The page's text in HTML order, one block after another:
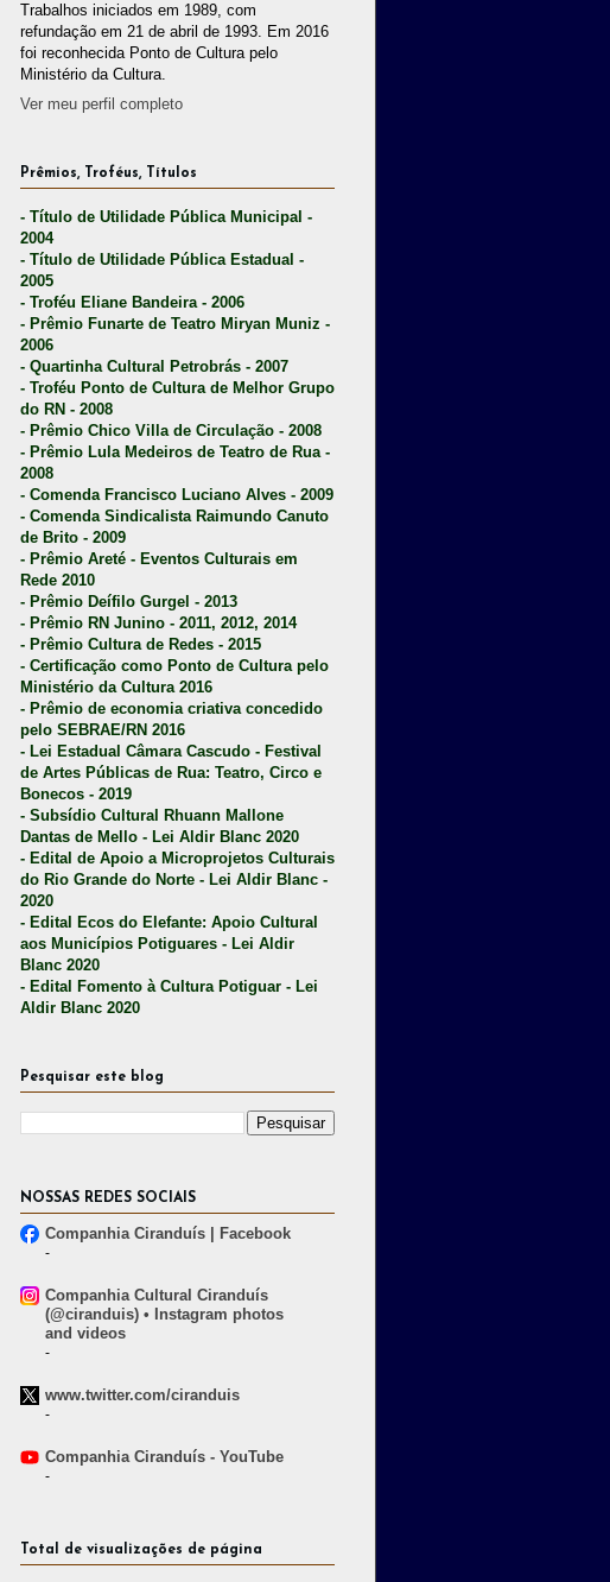
Trabalhos iniciados em 1989, com
refundação em 21 de abril de 1993. Em 2016
foi reconhecida Ponto de Cultura pelo
Ministério da Cultura.
Ver meu perfil completo
Prêmios, Troféus, Títulos
- Título de Utilidade Pública Municipal -
2004
- Título de Utilidade Pública Estadual -
2005
- Troféu Eliane Bandeira - 2006
- Prêmio Funarte de Teatro Miryan Muniz -
2006
- Quartinha Cultural Petrobrás - 2007
- Troféu Ponto de Cultura de Melhor Grupo
do RN - 2008
- Prêmio Chico Villa de Circulação - 2008
- Prêmio Lula Medeiros de Teatro de Rua -
2008
- Comenda Francisco Luciano Alves - 2009
- Comenda Sindicalista Raimundo Canuto
de Brito - 2009
- Prêmio Areté - Eventos Culturais em
Rede 2010
- Prêmio Deífilo Gurgel - 2013
- Prêmio RN Junino - 2011, 2012, 2014
- Prêmio Cultura de Redes - 2015
- Certificação como Ponto de Cultura pelo
Ministério da Cultura 2016
- Prêmio de economia criativa concedido
pelo SEBRAE/RN 2016
- Lei Estadual Câmara Cascudo - Festival
de Artes Públicas de Rua: Teatro, Circo e
Bonecos - 2019
- Subsídio Cultural Rhuann Mallone
Dantas de Mello - Lei Aldir Blanc 2020
- Edital de Apoio a Microprojetos Culturais
do Rio Grande do Norte - Lei Aldir Blanc -
2020
- Edital Ecos do Elefante: Apoio Cultural
aos Municípios Potiguares - Lei Aldir
Blanc 2020
- Edital Fomento à Cultura Potiguar - Lei
Aldir Blanc 2020
Pesquisar este blog
NOSSAS REDES SOCIAIS
Companhia Ciranduís | Facebook
-
Companhia Cultural Ciranduís
(@ciranduis) • Instagram photos
and videos
-
www.twitter.com/ciranduis
-
Companhia Ciranduís - YouTube
-
Total de visualizações de página